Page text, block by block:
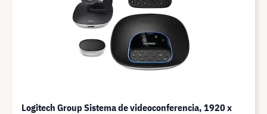
Logitech Group Sistema de videoconferencia, 1920 x